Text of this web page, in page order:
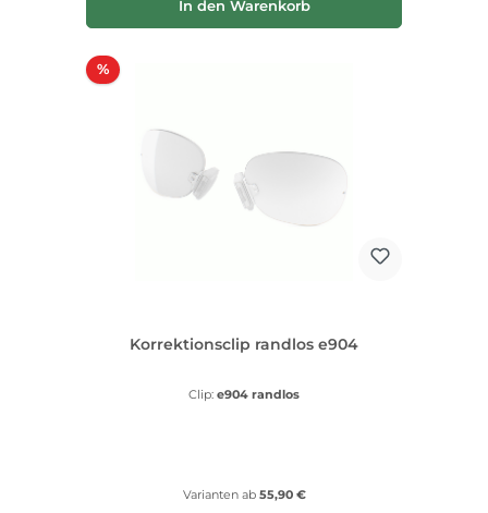
In den Warenkorb
%Rabatt
Korrektionsclip randlos e904
Clip: e904 randlos
Varianten ab55,90 €